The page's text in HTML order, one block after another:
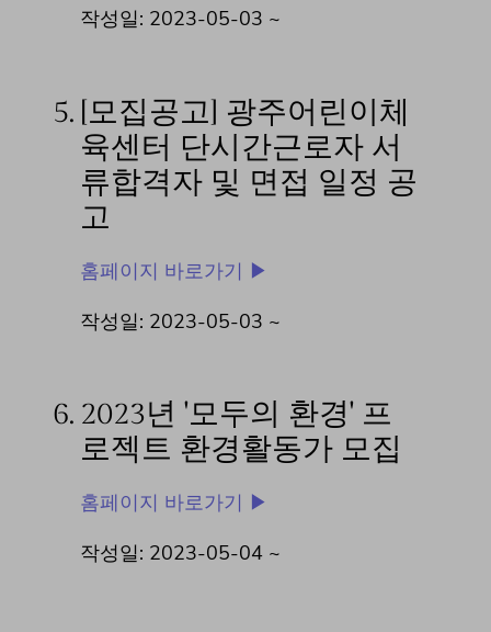
작성일: 2023-05-03 ~
5. [모집공고] 광주어린이체
육센터 단시간근로자 서
류합격자 및 면접 일정 공
고
홈페이지 바로가기 ▶
작성일: 2023-05-03 ~
6. 2023년 '모두의 환경' 프
로젝트 환경활동가 모집
홈페이지 바로가기 ▶
작성일: 2023-05-04 ~